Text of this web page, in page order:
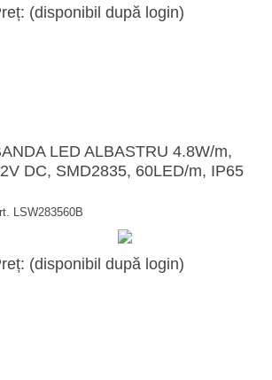
(disponibil după login)
LED ALBASTRU 4.8W/m,
DC, SMD2835, 60LED/m, IP65
LSW283560B
(disponibil după login)